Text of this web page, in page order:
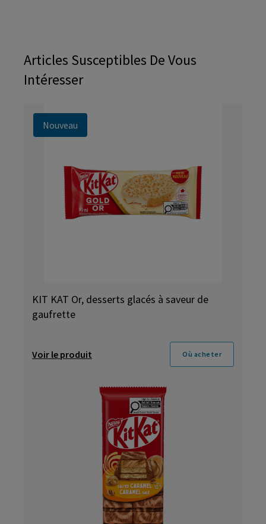
Articles Susceptibles De Vous
Intéresser
Nouveau
KIT KAT Or, desserts glacés à saveur de
gaufrette
Voir le produit Où acheter